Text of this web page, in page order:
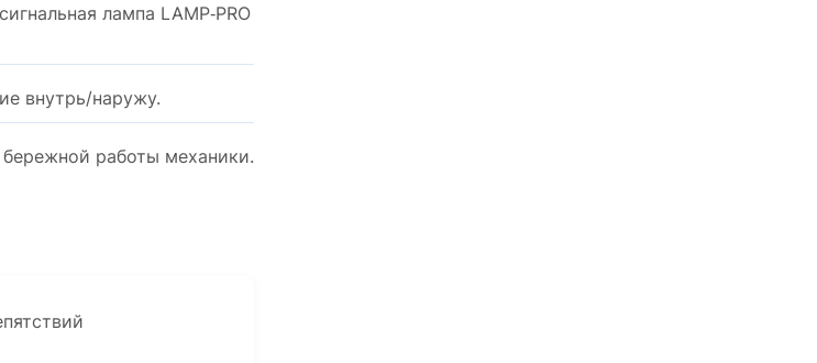
лампа LAMP‑PRO
внутрь/наружу.
работы механики.